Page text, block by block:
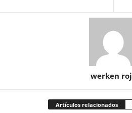
werken
Artículos relacionados